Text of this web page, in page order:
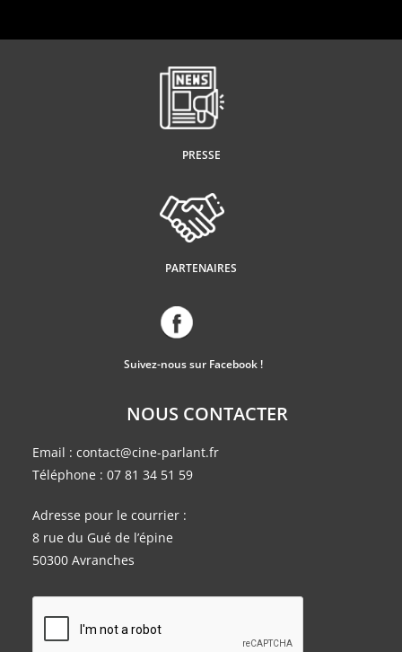
PRESSE
PARTENAIRES
Suivez-nous sur Facebook !
NOUS CONTACTER
Email : contact@cine-parlant.fr
Téléphone : 07 81 34 51 59
Adresse pour le courrier :
8 rue du Gué de l’épine
50300 Avranches